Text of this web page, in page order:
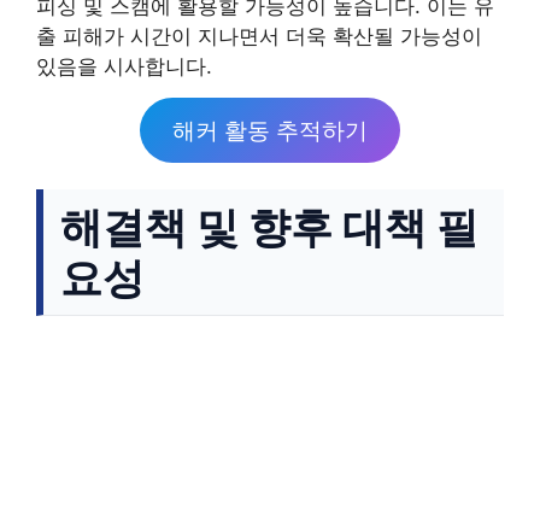
피싱 및 스캠에 활용할 가능성이 높습니다. 이는 유
출 피해가 시간이 지나면서 더욱 확산될 가능성이
있음을 시사합니다.
해커 활동 추적하기
해결책 및 향후 대책 필
요성